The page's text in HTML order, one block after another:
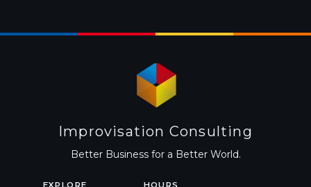
Improvisation Consulting
Better Business for a Better World.
EXPLORE HOURS